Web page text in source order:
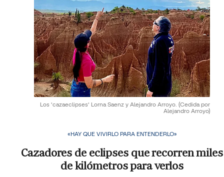
Los 'cazaeclipses' Lorna Saenz y Alejandro Arroyo. (Cedida por
Alejandro Arroyo)
«HAY QUE VIVIRLO PARA ENTENDERLO»
Cazadores de eclipses que recorren miles
de kilómetros para verlos